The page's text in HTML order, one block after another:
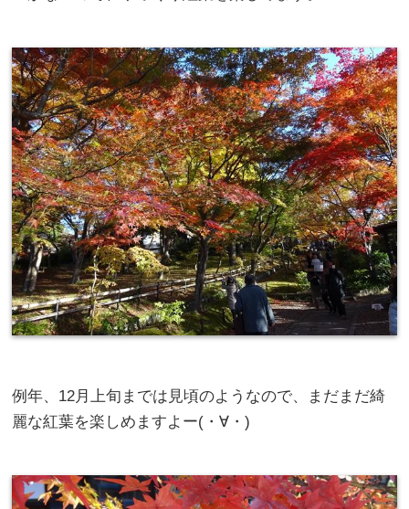
例年、12月上旬までは見頃のようなので、まだまだ綺
麗な紅葉を楽しめますよー(・∀・)